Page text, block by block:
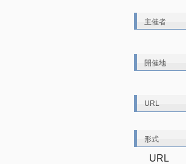
主催者
開催地
URL
形式
URL